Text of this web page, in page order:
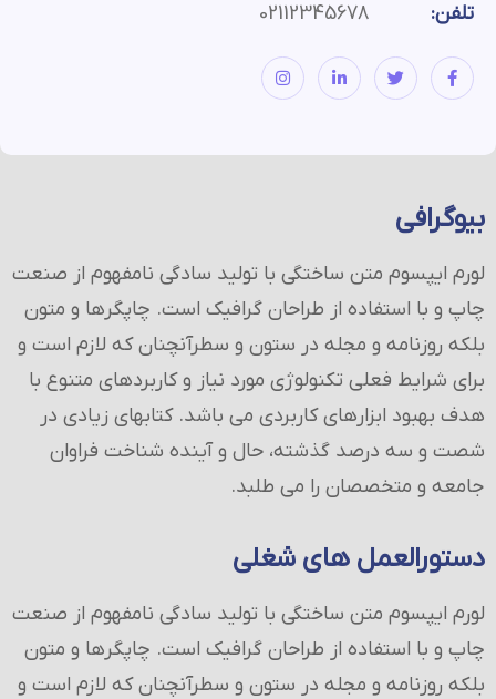
تلفن:
بیوگرافی
لورم ایپسوم متن ساختگی با تولید سادگی نامفهوم از صنعت
چاپ و با استفاده از طراحان گرافیک است. چاپگرها و متون
بلکه روزنامه و مجله در ستون و سطرآنچنان که لازم است و
برای شرایط فعلی تکنولوژی مورد نیاز و کاربردهای متنوع با
هدف بهبود ابزارهای کاربردی می باشد. کتابهای زیادی در
شصت و سه درصد گذشته، حال و آینده شناخت فراوان
جامعه و متخصصان را می طلبد.
دستورالعمل های شغلی
لورم ایپسوم متن ساختگی با تولید سادگی نامفهوم از صنعت
چاپ و با استفاده از طراحان گرافیک است. چاپگرها و متون
بلکه روزنامه و مجله در ستون و سطرآنچنان که لازم است و